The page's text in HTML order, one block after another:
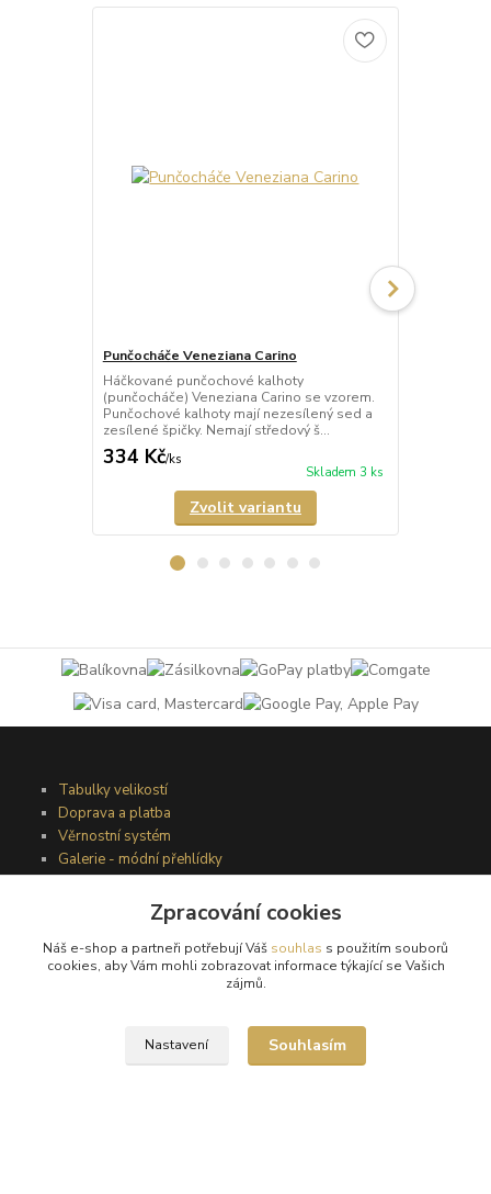
Punčocháče Veneziana Carino
Háčkované punčochové kalhoty
(punčocháče) Veneziana Carino se vzorem.
Punčochové kalhoty mají nezesílený sed a
zesílené špičky. Nemají středový š...
334 Kč/ks
Skladem 3 ks
Zvolit variantu
Tabulky velikostí
Doprava a platba
Věrnostní systém
Galerie - módní přehlídky
Obchodní podmínky
Zpracování cookies
Náš e-shop a partneři potřebují Váš souhlas s použitím souborů
cookies, aby Vám mohli zobrazovat informace týkající se Vašich
zájmů.
Nastavení Souhlasím